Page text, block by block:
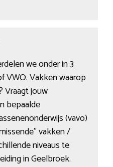
we onder in 3
VWO. Vakken waarop
Vraagt jouw
bepaalde
(vavo)
vakken /
niveaus te
in Geelbroek.